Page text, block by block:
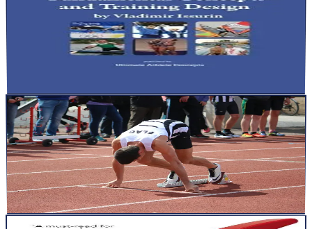
Pourquoi la majorité des planifications échouent (et
comment Issurin a cassé le système)
Salut L’athlète, le coach, le passionné de performance, Il y a un
moment précis dans la carrière d’un coach où quelque c...
articles15 déc. 202527min
Le relâchement musculaire : la clé cachée de la
puissance et de la performance durable
Pourquoi le relâchement est invisible… mais décisif Quand on
observe un sportif de très haut niveau pour la première foi...
Lire la suite
articles 14 déc. 2025 5 min